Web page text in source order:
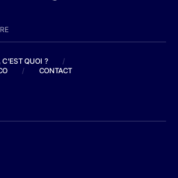
C'EST QUOI ?
/
/ CONTACT